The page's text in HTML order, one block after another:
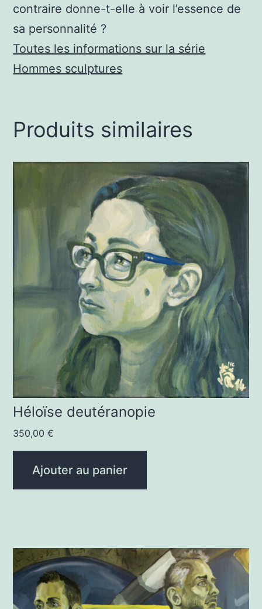
contraire donne-t-elle à voir l’essence de
sa personnalité ?
Toutes les informations sur la série
Hommes sculptures
Produits similaires
Héloïse deutéranopie
350,00€
Ajouter au panier